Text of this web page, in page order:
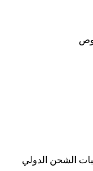
الشحن الدولي